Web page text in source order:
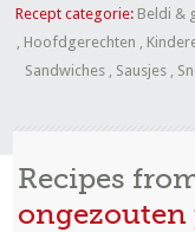
Recept categorie: Beldi &
, Hoofdgerechten ,
Sandwiches , Sausjes ,
Recipes
ongezouten